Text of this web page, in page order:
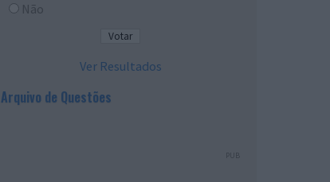
Não
Ver Resultados
Arquivo de Questões
PUB